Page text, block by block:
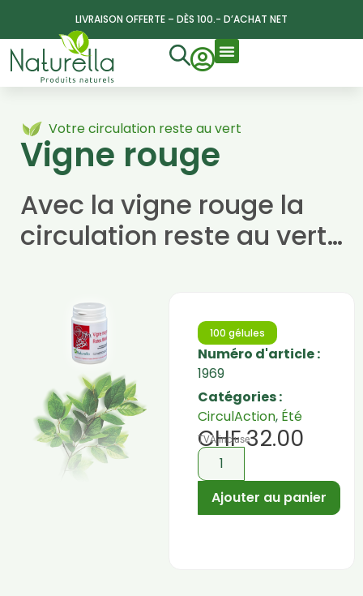
LIVRAISON OFFERTE – DÈS 100.- D’ACHAT NET
Votre circulation reste au vert
Vigne rouge
Avec la vigne rouge la
circulation reste au vert…
100 gélules
Numéro d'article :
1969
Catégories :
CirculAction, Été
CHF32.00
TVA incluse
Ajouter au panier